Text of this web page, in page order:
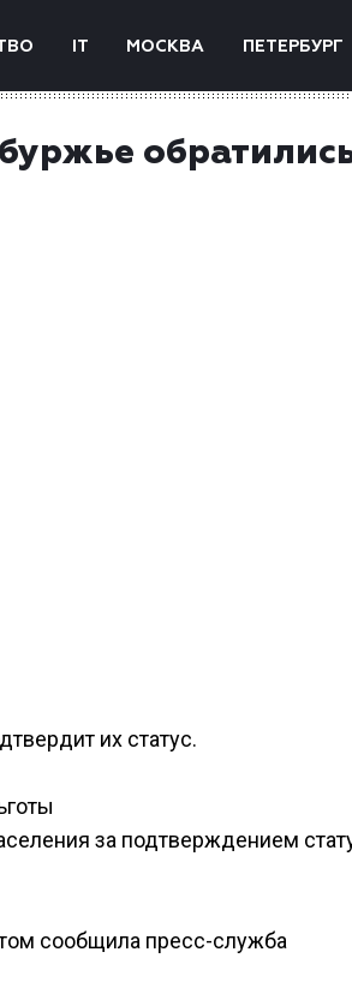
IT МОСКВА ПЕТЕРБУРГ
обратились
их статус.
за подтверждением
сообщила пресс-служба